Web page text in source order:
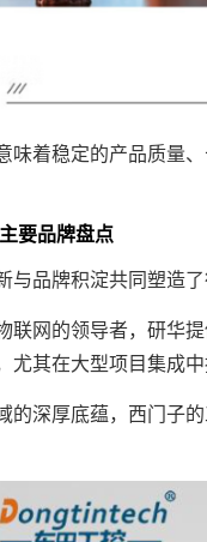
味着稳定的产品质量
要品牌盘点
品牌积淀共同塑造了
联网的领导者，研华
其在大型项目集成中
的深厚底蕴，西门子